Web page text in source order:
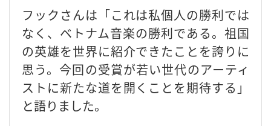
フックさんは「これは私個人の勝利では
なく、ベトナム音楽の勝利である。祖国
の英雄を世界に紹介できたことを誇りに
思う。今回の受賞が若い世代のアーティ
ストに新たな道を開くことを期待する」
と語りました。